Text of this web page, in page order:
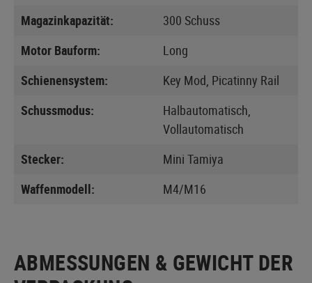
Magazinkapazität:
300 Schuss
Motor Bauform:
Long
Schienensystem:
Key Mod, Picatinny Rail
Schussmodus:
Halbautomatisch,
Vollautomatisch
Stecker:
Mini Tamiya
Waffenmodell:
M4/M16
ABMESSUNGEN & GEWICHT DER